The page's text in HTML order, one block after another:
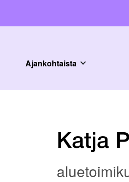
Ajankohtaista
Katja